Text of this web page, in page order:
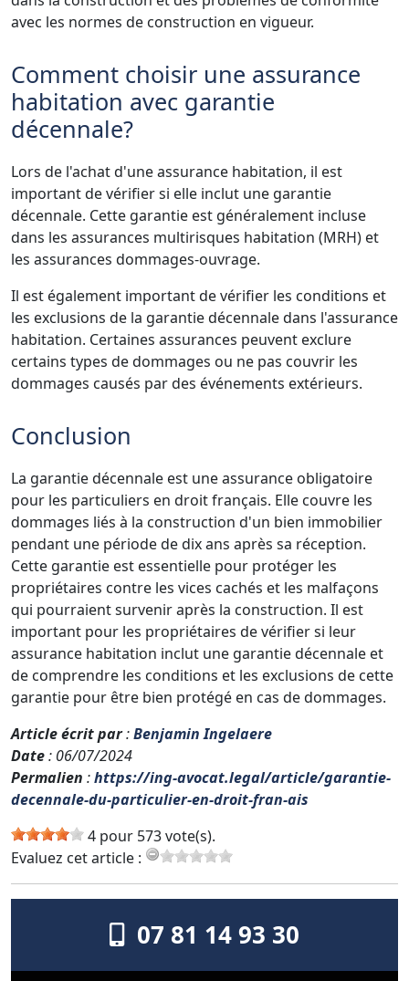
avec les normes de construction en vigueur.
Comment choisir une assurance
habitation avec garantie
décennale?
Lors de l'achat d'une assurance habitation, il est
important de vérifier si elle inclut une garantie
décennale. Cette garantie est généralement incluse
dans les assurances multirisques habitation (MRH) et
les assurances dommages-ouvrage.
Il est également important de vérifier les conditions et
les exclusions de la garantie décennale dans l'assurance
habitation. Certaines assurances peuvent exclure
certains types de dommages ou ne pas couvrir les
dommages causés par des événements extérieurs.
Conclusion
La garantie décennale est une assurance obligatoire
pour les particuliers en droit français. Elle couvre les
dommages liés à la construction d'un bien immobilier
pendant une période de dix ans après sa réception.
Cette garantie est essentielle pour protéger les
propriétaires contre les vices cachés et les malfaçons
qui pourraient survenir après la construction. Il est
important pour les propriétaires de vérifier si leur
assurance habitation inclut une garantie décennale et
de comprendre les conditions et les exclusions de cette
garantie pour être bien protégé en cas de dommages.
Article écrit par:Benjamin Ingelaere
Date: 06/07/2024
Permalien :https://ing-avocat.legal/article/garantie-
decennale-du-particulier-en-droit-fran-ais
4 pour 573 vote(s).
Evaluez cet article :
07 81 14 93 30